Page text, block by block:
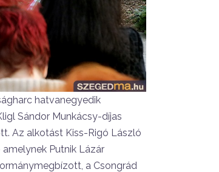
hatvanegyedik
Sándor Munkácsy-díjas
Az alkotást Kiss-Rigó László
Putnik Lázár
a Csongrád